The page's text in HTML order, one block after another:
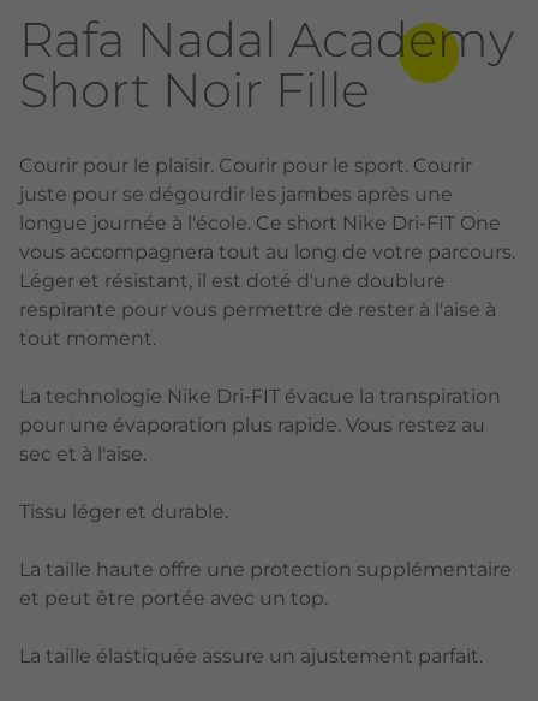
Rafa Nadal Academy
Short Noir Fille
Courir pour le plaisir. Courir pour le sport. Courir
juste pour se dégourdir les jambes après une
longue journée à l'école. Ce short Nike Dri-FIT One
vous accompagnera tout au long de votre parcours.
Léger et résistant, il est doté d'une doublure
respirante pour vous permettre de rester à l'aise à
tout moment.
La technologie Nike Dri-FIT évacue la transpiration
pour une évaporation plus rapide. Vous restez au
sec et à l'aise.
Tissu léger et durable.
La taille haute offre une protection supplémentaire
et peut être portée avec un top.
La taille élastiquée assure un ajustement parfait.